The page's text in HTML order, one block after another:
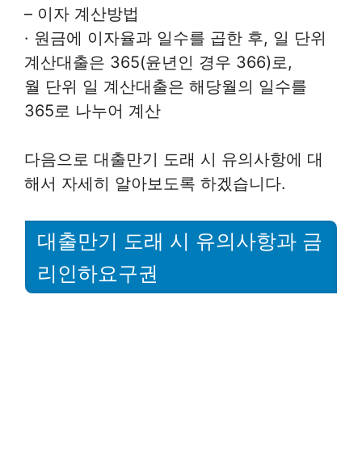
– 이자 계산방법
· 원금에 이자율과 일수를 곱한 후, 일 단위
계산대출은 365(윤년인 경우 366)로,
월 단위 일 계산대출은 해당월의 일수를
365로 나누어 계산
다음으로 대출만기 도래 시 유의사항에 대
해서 자세히 알아보도록 하겠습니다.
대출만기 도래 시 유의사항과 금
리인하요구권